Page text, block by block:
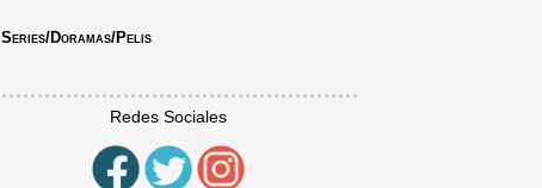
Series/Doramas/Pelis
Redes Sociales